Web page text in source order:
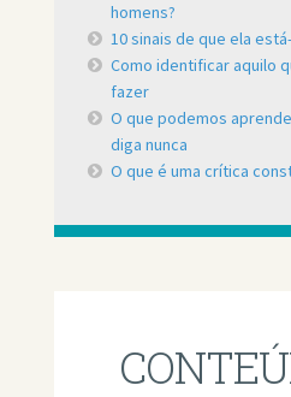
homens?
10 sinais de que ela
Como identificar aquilo
fazer
O que podemos
diga nunca
O que é uma crítica